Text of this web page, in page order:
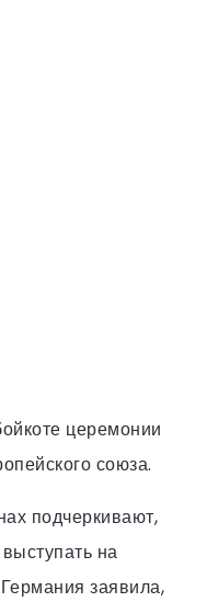
церемонии
союза.
подчеркивают,
на
заявила,